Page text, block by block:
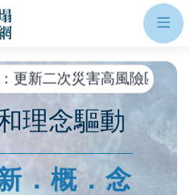
網
開
因應桃園市龜山區文青里
更新二次災害高風險區42
理念驅動
．概．念